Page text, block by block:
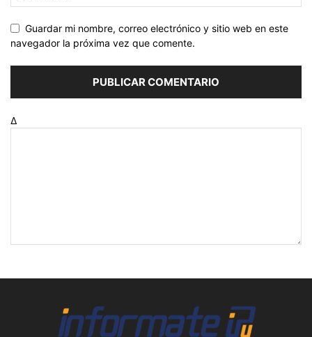
Guardar mi nombre, correo electrónico y sitio web en este
navegador la próxima vez que comente.
Δ